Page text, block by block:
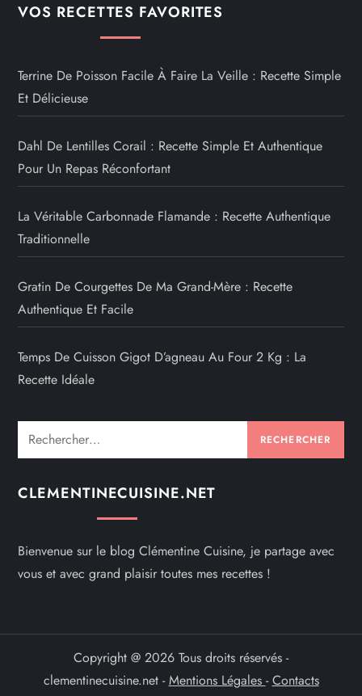
VOS RECETTES FAVORITES
Terrine De Poisson Facile À Faire La Veille : Recette Simple
Et Délicieuse
Dahl De Lentilles Corail : Recette Simple Et Authentique
Pour Un Repas Réconfortant
La Véritable Carbonnade Flamande : Recette Authentique
Traditionnelle
Gratin De Courgettes De Ma Grand-Mère : Recette
Authentique Et Facile
Temps De Cuisson Gigot D’agneau Au Four 2 Kg : La
Recette Idéale
Rechercher :
CLEMENTINECUISINE.NET
Bienvenue sur le blog Clémentine Cuisine, je partage avec
vous et avec grand plaisir toutes mes recettes !
Copyright @ 2026 Tous droits réservés -
clementinecuisine.net -Mentions Légales -Contacts